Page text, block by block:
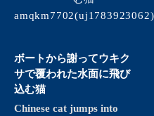
ボートから謝ってウキク
サで覆われた水面に飛び
込む猫
Chinese cat jumps into